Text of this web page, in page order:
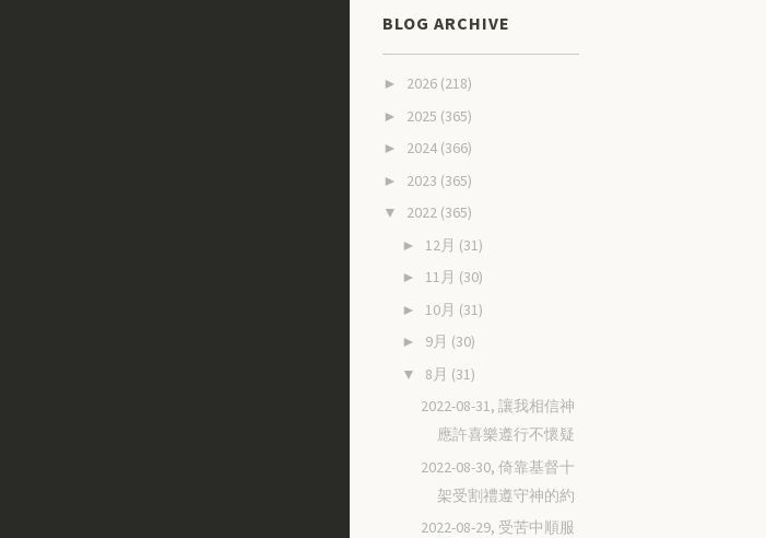
BLOG ARCHIVE
► 2026 (218)
► 2025 (365)
► 2024 (366)
► 2023 (365)
▼ 2022 (365)
► 12月 (31)
► 11月 (30)
► 10月 (31)
► 9月 (30)
▼ 8月 (31)
2022-08-31, 讓我相信神
應許喜樂遵行不懷疑
2022-08-30, 倚靠基督十
架受割禮遵守神的約
2022-08-29, 受苦中順服